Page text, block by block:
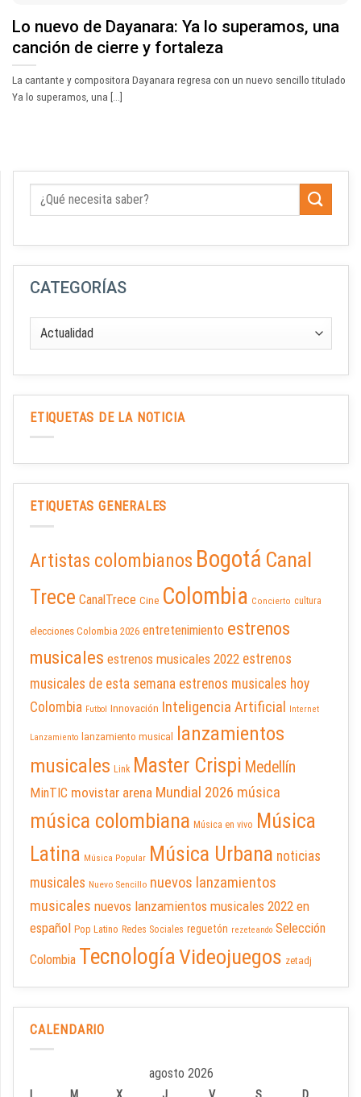
Lo nuevo de Dayanara: Ya lo superamos, una
canción de cierre y fortaleza
La cantante y compositora Dayanara regresa con un nuevo sencillo titulado
Ya lo superamos, una [...]
CATEGORÍAS
ETIQUETAS DE LA NOTICIA
ETIQUETAS GENERALES
Artistas colombianos Bogotá Canal
Trece CanalTrece Cine Colombia Concierto cultura
elecciones Colombia 2026 entretenimiento estrenos
musicales estrenos musicales 2022 estrenos
musicales de esta semana estrenos musicales hoy
Colombia Futbol Innovación Inteligencia Artificial Internet
Lanzamiento lanzamiento musical
lanzamientos
musicales Link Master Crispi Medellín
MinTIC movistar arena Mundial 2026 música
música colombiana Música en vivo Música
Latina Música Popular Música Urbana noticias
musicales Nuevo Sencillo nuevos lanzamientos
musicales nuevos lanzamientos musicales 2022 en
español Pop Latino Redes Sociales reguetón rezeteando Selección
Colombia TecnologíaVideojuegos zetadj
CALENDARIO
agosto 2026